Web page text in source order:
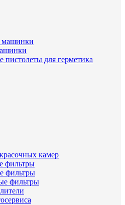
машинки
пистолеты для герметика
камер
фильтры
фильтры
фильтры